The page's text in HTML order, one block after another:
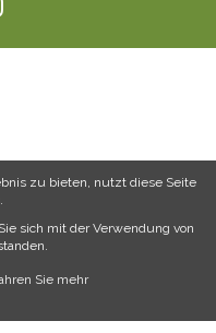
zu bieten, nutzt diese Seite
sich mit der Verwendung von
Sie mehr